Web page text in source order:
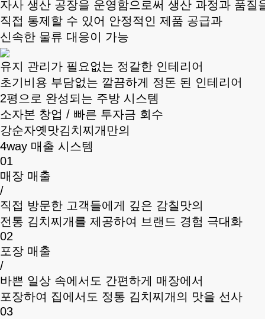
자사 생산 공장을 운영함으로써 생산 과정과 품질
직접 통제할 수 있어 안정적인 제품 공급과
신속한 물류 대응이 가능
유지 관리가 필요없는 정갈한 인테리어
초기비용 부담없는 깔끔하게 정돈 된 인테리어
2평으로 완성되는 주방 시스템
소자본 창업 / 빠른 투자금 회수
강순자옛맛김치찌개만의
4way 매출 시스템
01
매장 매출
/
직접 방문한 고객들에게 깊은 감칠맛의
전통 김치찌개를 제공하여 브랜드 경험 극대화
02
포장 매출
/
바쁜 일상 속에서도 간편하게 매장에서
포장하여 집에서도 정통 김치찌개의 맛을 선사
03